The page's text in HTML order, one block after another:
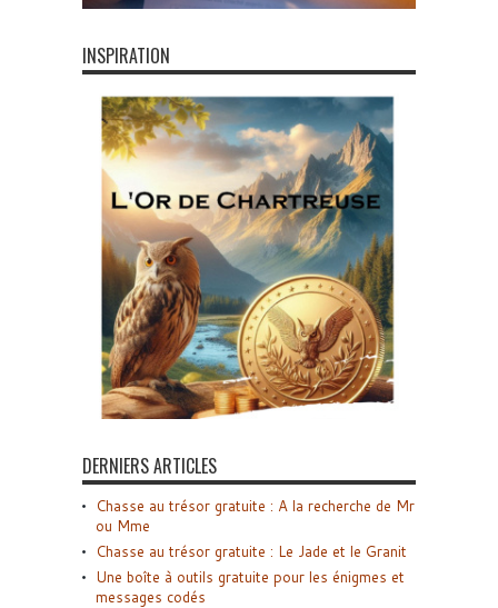
INSPIRATION
DERNIERS ARTICLES
Chasse au trésor gratuite : A la recherche de Mr
ou Mme
Chasse au trésor gratuite : Le Jade et le Granit
Une boîte à outils gratuite pour les énigmes et
messages codés